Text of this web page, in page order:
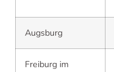
Augsburg
Freiburg im